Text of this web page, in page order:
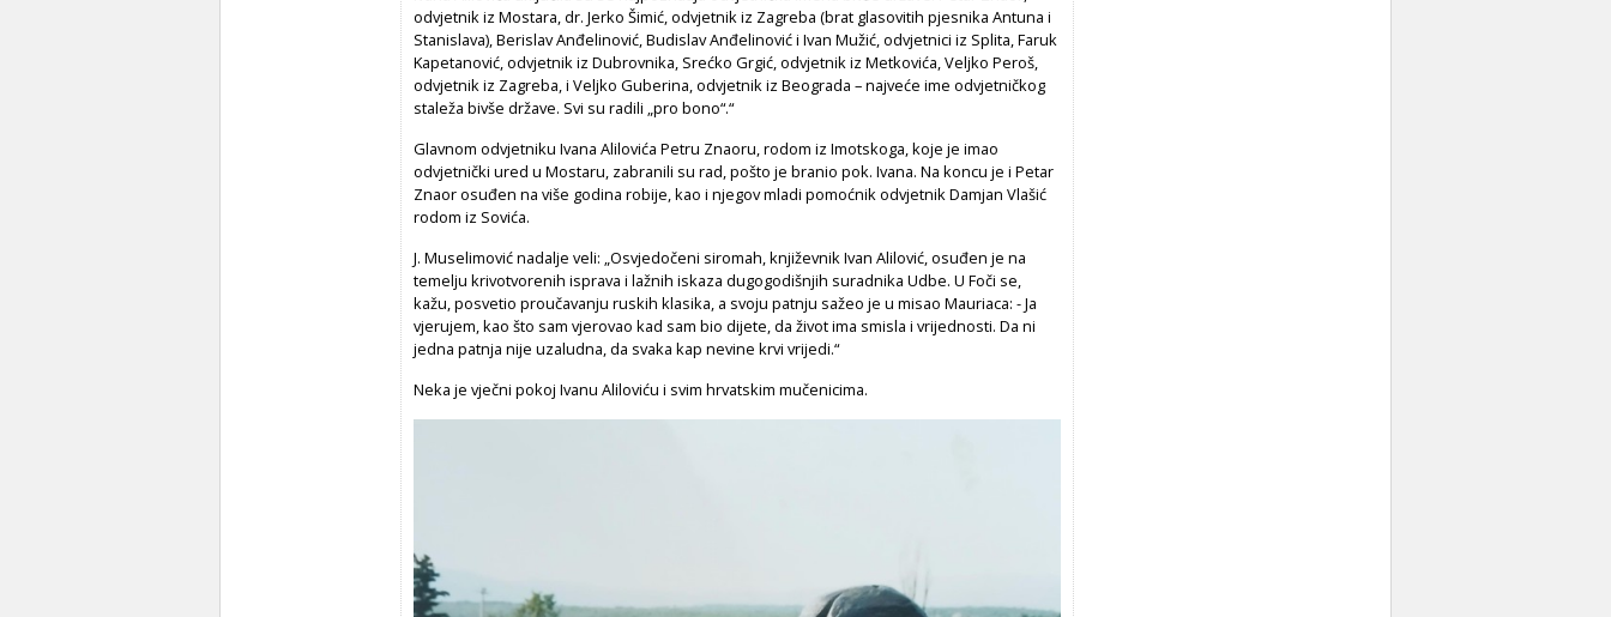
odvjetnik iz Mostara, dr. Jerko Šimić, odvjetnik iz Zagreba (brat glasovitih pjesnika Antuna i
Stanislava), Berislav Anđelinović, Budislav Anđelinović i Ivan Mužić, odvjetnici iz Splita, Faruk
Kapetanović, odvjetnik iz Dubrovnika, Srećko Grgić, odvjetnik iz Metkovića, Veljko Peroš,
odvjetnik iz Zagreba, i Veljko Guberina, odvjetnik iz Beograda – najveće ime odvjetničkog
staleža bivše države. Svi su radili „pro bono“.“
Glavnom odvjetniku Ivana Alilovića Petru Znaoru, rodom iz Imotskoga, koje je imao
odvjetnički ured u Mostaru, zabranili su rad, pošto je branio pok. Ivana. Na koncu je i Petar
Znaor osuđen na više godina robije, kao i njegov mladi pomoćnik odvjetnik Damjan Vlašić
rodom iz Sovića.
J. Muselimović nadalje veli: „Osvjedočeni siromah, književnik Ivan Alilović, osuđen je na
temelju krivotvorenih isprava i lažnih iskaza dugogodišnjih suradnika Udbe. U Foči se,
kažu, posvetio proučavanju ruskih klasika, a svoju patnju sažeo je u misao Mauriaca: - Ja
vjerujem, kao što sam vjerovao kad sam bio dijete, da život ima smisla i vrijednosti. Da ni
jedna patnja nije uzaludna, da svaka kap nevine krvi vrijedi.“
Neka je vječni pokoj Ivanu Aliloviću i svim hrvatskim mučenicima.